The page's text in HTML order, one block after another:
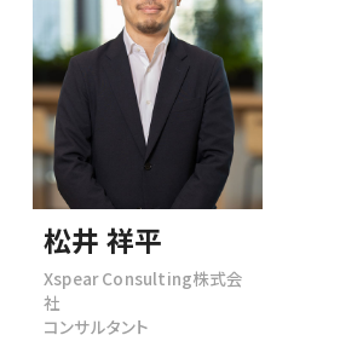
松井 祥平
Xspear Consulting株式会
社
コンサルタント